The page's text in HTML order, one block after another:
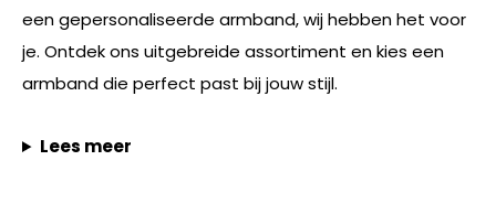
een gepersonaliseerde armband, wij hebben het voor
je. Ontdek ons uitgebreide assortiment en kies een
armband die perfect past bij jouw stijl.
Lees meer